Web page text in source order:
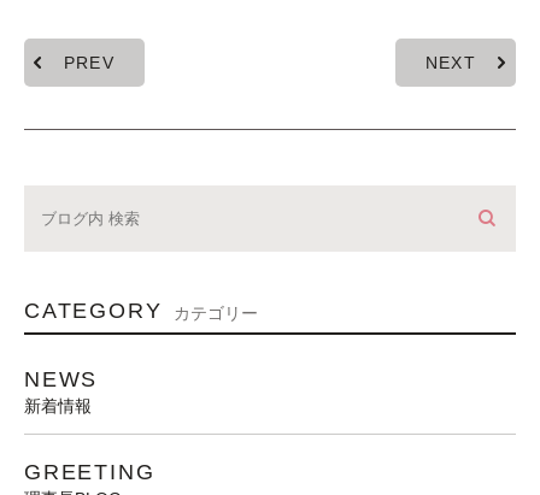
PREV NEXT
CATEGORY カテゴリー
NEWS
新着情報
GREETING